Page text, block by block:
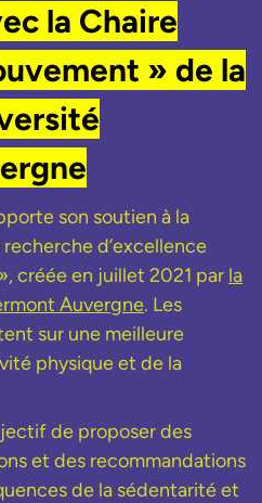
la Chaire
» de la
son soutien à la
d’excellence
créée en juillet 2021 par la
Auvergne. Les
sur une meilleure
physique et de la
de proposer des
et des recommandations
de la sédentarité et